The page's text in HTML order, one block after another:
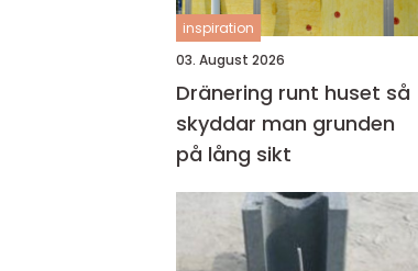
inspiration
03. August 2026
Dränering runt huset så
skyddar man grunden
på lång sikt